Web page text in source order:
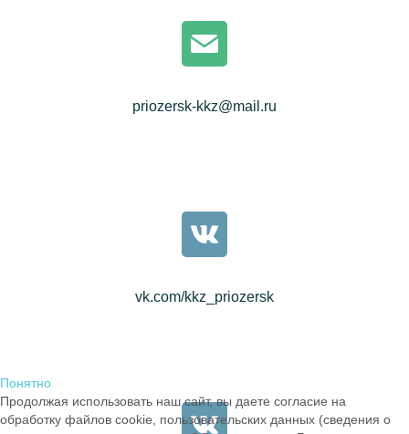
priozersk-kkz@mail.ru
vk.com/kkz_priozersk
Понятно
Продолжая использовать наш сайт, вы даете согласие на
обработку файлов cookie, пользовательских данных (сведения о